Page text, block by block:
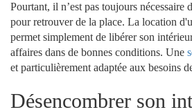
Pourtant, il n’est pas toujours nécessaire
pour retrouver de la place. La location
permet simplement de libérer son
affaires dans de bonnes conditions. Une
et particulièrement adaptée aux besoins
Désencombrer son